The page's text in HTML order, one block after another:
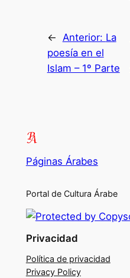
← Anterior: La
poesía en el
Islam – 1º Parte
Páginas Árabes
Portal de Cultura Árabe
Privacidad
Política de privacidad
Privacy Policy